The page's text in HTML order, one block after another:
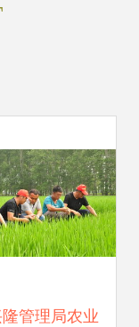
管理局农业